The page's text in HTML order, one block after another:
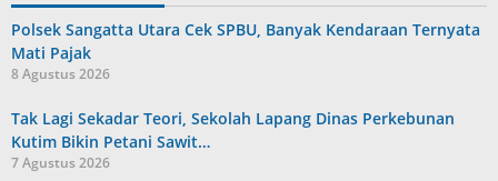
Polsek Sangatta Utara Cek SPBU, Banyak Kendaraan Ternyata
Mati Pajak
8 Agustus 2026
Tak Lagi Sekadar Teori, Sekolah Lapang Dinas Perkebunan
Kutim Bikin Petani Sawit…
7 Agustus 2026